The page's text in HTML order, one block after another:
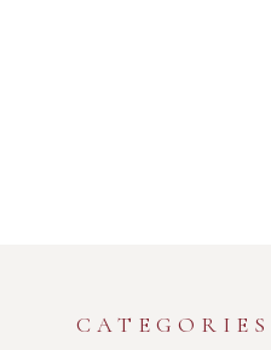
CATEGORIES